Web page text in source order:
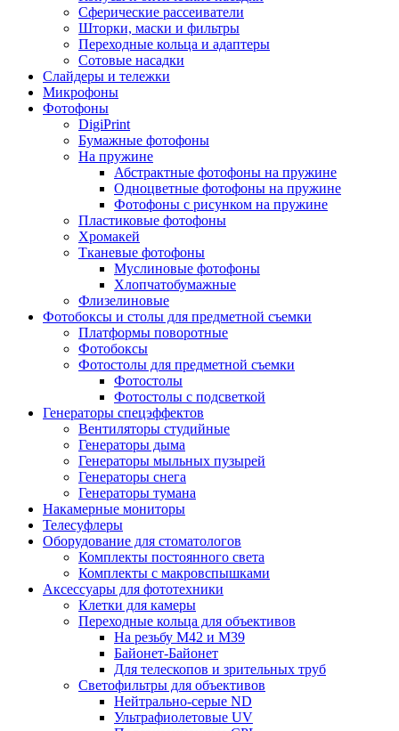
Сферические рассеиватели
Шторки, маски и фильтры
Переходные кольца и адаптеры
Сотовые насадки
Слайдеры и тележки
Микрофоны
Фотофоны
DigiPrint
Бумажные фотофоны
На пружине
Абстрактные фотофоны на пружине
Одноцветные фотофоны на пружине
Фотофоны с рисунком на пружине
Пластиковые фотофоны
Хромакей
Тканевые фотофоны
Муслиновые фотофоны
Хлопчатобумажные
Флизелиновые
Фотобоксы и столы для предметной съемки
Платформы поворотные
Фотобоксы
Фотостолы для предметной съемки
Фотостолы
Фотостолы с подсветкой
Генераторы спецэффектов
Вентиляторы студийные
Генераторы дыма
Генераторы мыльных пузырей
Генераторы снега
Генераторы тумана
Накамерные мониторы
Телесуфлеры
Оборудование для стоматологов
Комплекты постоянного света
Комплекты с макровспышками
Аксессуары для фототехники
Клетки для камеры
Переходные кольца для объективов
На резьбу М42 и М39
Байонет-Байонет
Для телескопов и зрительных труб
Светофильтры для объективов
Нейтрально-серые ND
Ультрафиолетовые UV